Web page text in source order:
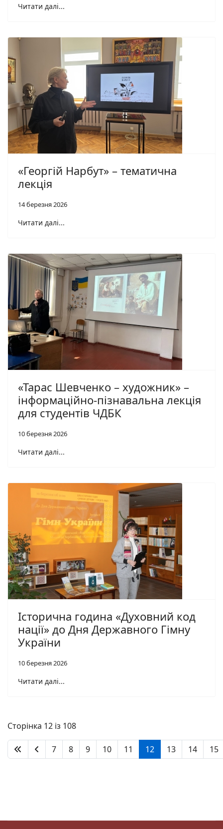
Читати далі...
«Георгій Нарбут» – тематична
лекція
14 березня 2026
Читати далі...
«Тарас Шевченко – художник» –
інформаційно-пізнавальна лекція
для студентів ЧДБК
10 березня 2026
Читати далі...
Історична година «Духовний код
нації» до Дня Державного Гімну
України
10 березня 2026
Читати далі...
Сторінка 12 із 108
7 8 9 10 11 12 13 14 15